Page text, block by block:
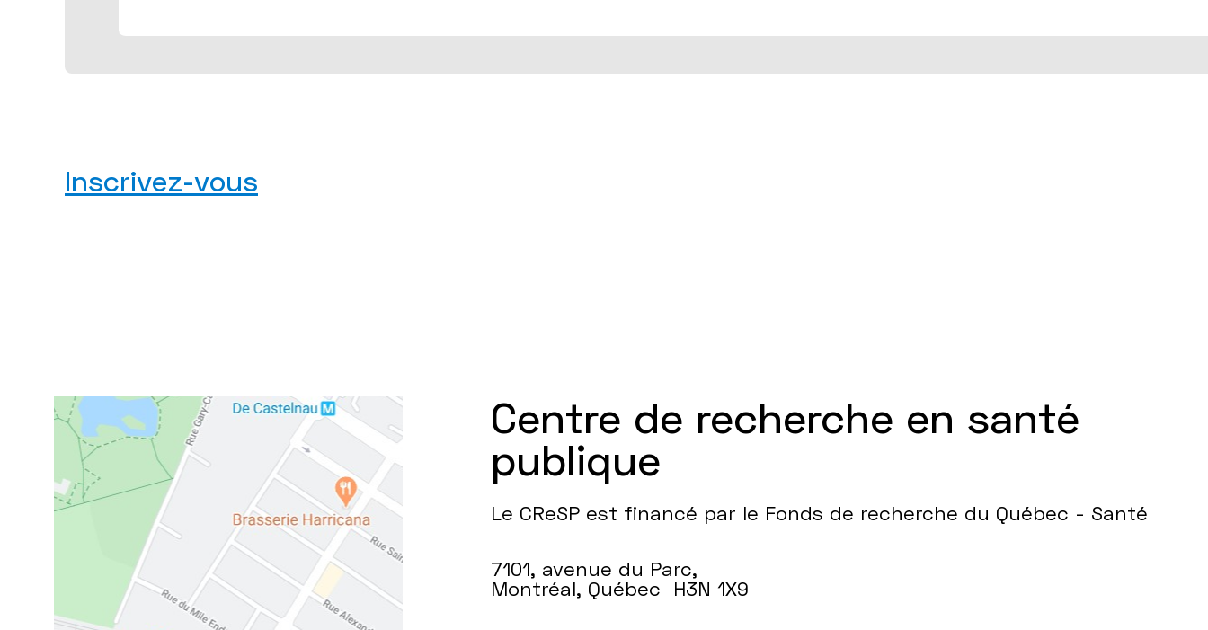
Inscrivez-vous
Centre de recherche en santé
publique
Le CReSP est financé par le Fonds de recherche du Québec - Santé
7101, avenue du Parc,
Montréal, Québec H3N 1X9